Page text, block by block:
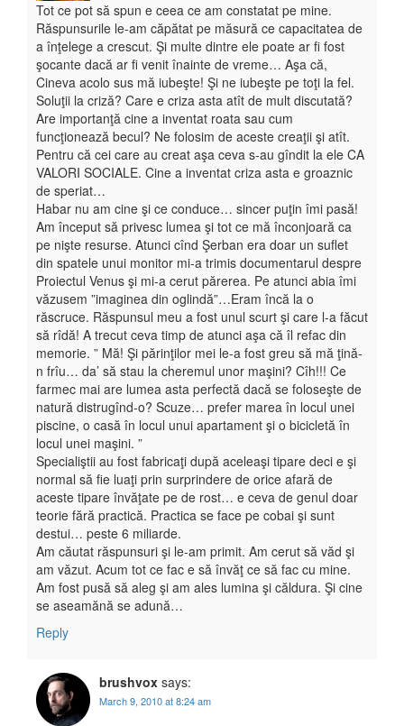
Tot ce pot să spun e ceea ce am constatat pe mine.
Răspunsurile le-am căpătat pe măsură ce capacitatea de
a înţelege a crescut. Şi multe dintre ele poate ar fi fost
şocante dacă ar fi venit înainte de vreme… Aşa că,
Cineva acolo sus mă iubeşte! Şi ne iubeşte pe toţi la fel.
Soluţii la criză? Care e criza asta atît de mult discutată?
Are importanţă cine a inventat roata sau cum
funcţionează becul? Ne folosim de aceste creaţii şi atît.
Pentru că cei care au creat aşa ceva s-au gîndit la ele CA
VALORI SOCIALE. Cine a inventat criza asta e groaznic
de speriat…
Habar nu am cine şi ce conduce… sincer puţin îmi pasă!
Am început să privesc lumea şi tot ce mă înconjoară ca
pe nişte resurse. Atunci cînd Şerban era doar un suflet
din spatele unui monitor mi-a trimis documentarul despre
Proiectul Venus şi mi-a cerut părerea. Pe atunci abia îmi
văzusem ”imaginea din oglindă”…Eram încă la o
răscruce. Răspunsul meu a fost unul scurt şi care l-a făcut
să rîdă! A trecut ceva timp de atunci aşa că îl refac din
memorie. ” Mă! Şi părinţilor mei le-a fost greu să mă ţină-
n frîu… da’ să stau la cheremul unor maşini? Cîh!!! Ce
farmec mai are lumea asta perfectă dacă se foloseşte de
natură distrugînd-o? Scuze… prefer marea în locul unei
piscine, o casă în locul unui apartament şi o bicicletă în
locul unei maşini. ”
Specialiştii au fost fabricaţi după aceleaşi tipare deci e şi
normal să fie luaţi prin surprindere de orice afară de
aceste tipare învăţate pe de rost… e ceva de genul doar
teorie fără practică. Practica se face pe cobai şi sunt
destui… peste 6 miliarde.
Am căutat răspunsuri şi le-am primit. Am cerut să văd şi
am văzut. Acum tot ce fac e să învăţ ce să fac cu mine.
Am fost pusă să aleg şi am ales lumina şi căldura. Şi cine
se aseamănă se adună…
Reply
brushvox says:
March 9, 2010 at 8:24 am